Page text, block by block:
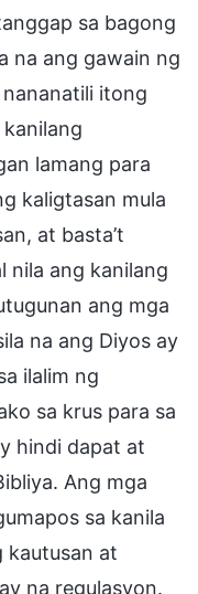
sa bagong
na ang gawain ng
itong
lamang para
kaligtasan mula
at basta’t
nila ang kanilang
ang mga
na ang Diyos ay
ilalim ng
sa krus para sa
hindi dapat at
Ang mga
sa kanila
kautusan at
na regulasyon.